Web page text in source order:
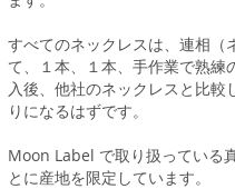
すべてのネックレスは、連相（
て、１本、１本、手作業で熟
入後、他社のネックレスと比
りになるはずです。
Moon Label で取り扱っている
とに産地を限定しています。